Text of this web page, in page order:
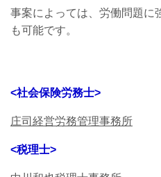
事案によっては、労働問題に
も可能です。
<社会保険労務士>
庄司経営労務管理事務所
<税理士>